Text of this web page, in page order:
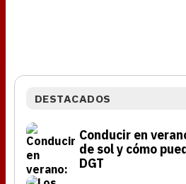
DESTACADOS
Conducir en
de sol y cómo
DGT